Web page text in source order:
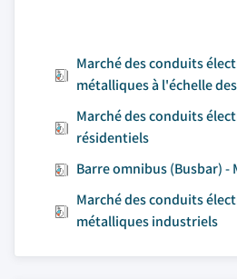
Marché des conduits
métalliques à l'échelle
Marché des conduits
résidentiels
Barre omnibus (Busbar) -
Marché des conduits
métalliques industriels